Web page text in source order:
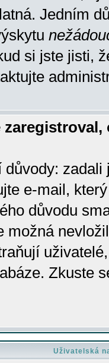
Jedním
si jste jisti,
důvody:
e-mail,
důvodu
možná
Zkuste
Uživatelská